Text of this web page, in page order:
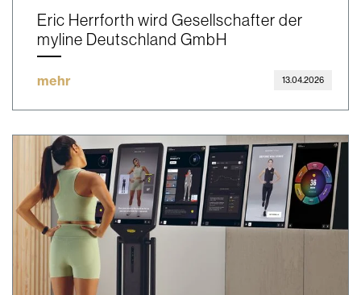
Eric Herrforth wird Gesellschafter der
myline Deutschland GmbH
mehr 13.04.2026